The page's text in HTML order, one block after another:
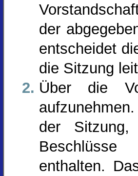
der
entscheidet
die Sitzung
Über die
der
Beschlüsse
enthalten.